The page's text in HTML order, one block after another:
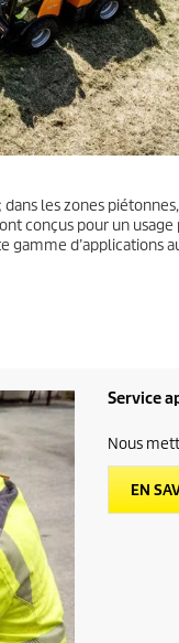
les zones
conçus pour un
gamme d’applications
Service
Nous
EN